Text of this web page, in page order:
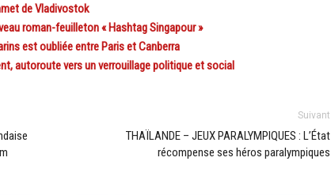
de Vladivostok
roman-feuilleton « Hashtag Singapour »
est oubliée entre Paris et Canberra
autoroute vers un verrouillage politique et social
Suivant
THAÏLANDE – JEUX PARALYMPIQUES : L’État
récompense ses héros paralympiques